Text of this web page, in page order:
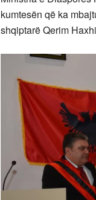
kumtesën që ka
shqiptarë Qerim